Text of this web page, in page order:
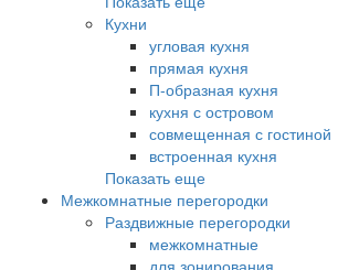
Кухни
угловая кухня
прямая кухня
П-образная кухня
кухня с островом
совмещенная с гостиной
встроенная кухня
Показать еще
Межкомнатные перегородки
Раздвижные перегородки
межкомнатные
для зонирования